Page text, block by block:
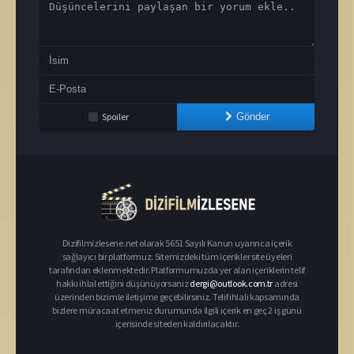
Spoiler Gönder
Dizifilmizlesene.net olarak 5651 Sayılı Kanun uyarınca içerik
sağlayıcı bir platformuz. Sitemizdeki tüm içerikler site üyeleri
tarafından eklenmektedir. Platformumuzda yer alan içeriklerin telif
hakkı ihlal ettiğini düşünüyorsanızdergi@outlook.com.tr adresi
üzerinden bizimle iletişime geçebilirsiniz. Telif ihlali kapsamında
bizlere müracaat etmeniz durumunda ilgili içerik en geç 2 iş günü
içerisinde siteden kaldırılacaktır.